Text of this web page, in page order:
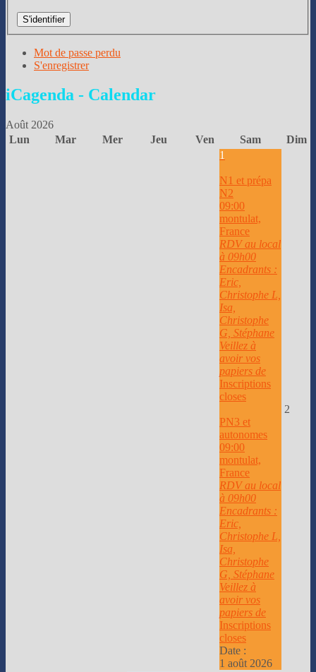
S'identifier
Mot de passe perdu
S'enregistrer
iCagenda - Calendar
Août 2026
Lun
Mar Mer Jeu Ven Sam
Dim
1
N1 et prépa
N2
09:00
montulat,
France
RDV au local
à 09h00
Encadrants :
Eric,
Christophe L,
Isa,
Christophe
G, Stéphane
Veillez à
avoir vos
papiers de
Inscriptions
closes
PN3 et
autonomes
09:00
montulat,
France
RDV au local
à 09h00
Encadrants :
Eric,
Christophe L,
Isa,
Christophe
G, Stéphane
Veillez à
avoir vos
papiers de
Inscriptions
closes
Date :
1 août 2026
2